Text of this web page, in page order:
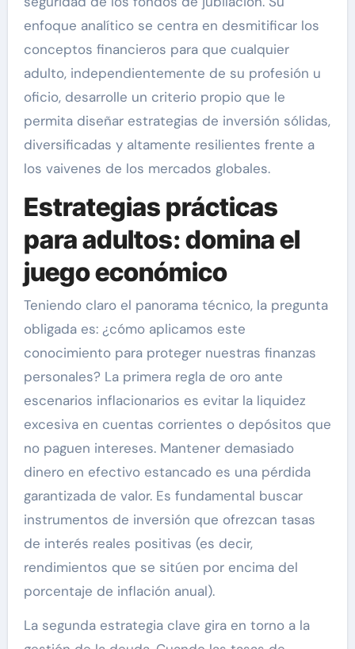
enfoque analítico se centra en desmitificar los
conceptos financieros para que cualquier
adulto, independientemente de su profesión u
oficio, desarrolle un criterio propio que le
permita diseñar estrategias de inversión sólidas,
diversificadas y altamente resilientes frente a
los vaivenes de los mercados globales.
Estrategias prácticas
para adultos: domina el
juego económico
Teniendo claro el panorama técnico, la pregunta
obligada es: ¿cómo aplicamos este
conocimiento para proteger nuestras finanzas
personales? La primera regla de oro ante
escenarios inflacionarios es evitar la liquidez
excesiva en cuentas corrientes o depósitos que
no paguen intereses. Mantener demasiado
dinero en efectivo estancado es una pérdida
garantizada de valor. Es fundamental buscar
instrumentos de inversión que ofrezcan tasas
de interés reales positivas (es decir,
rendimientos que se sitúen por encima del
porcentaje de inflación anual).
La segunda estrategia clave gira en torno a la